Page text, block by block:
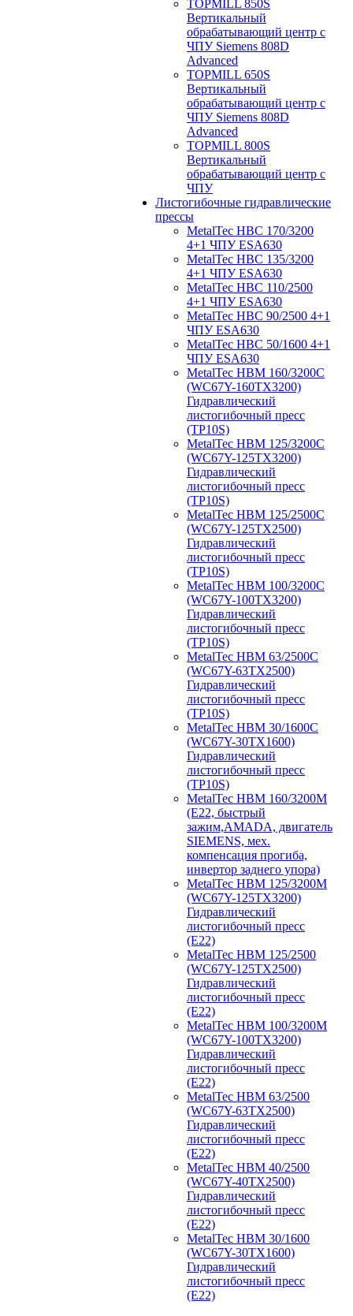
TOPMILL 850S
Вертикальный
обрабатывающий центр с
ЧПУ Siemens 808D
Advanced
TOPMILL 650S
Вертикальный
обрабатывающий центр с
ЧПУ Siemens 808D
Advanced
TOPMILL 800S
Вертикальный
обрабатывающий центр с
ЧПУ
Листогибочные гидравлические
прессы
MetalTec HBС 170/3200
4+1 ЧПУ ESA630
MetalTec HBС 135/3200
4+1 ЧПУ ESA630
MetalTec HBС 110/2500
4+1 ЧПУ ESA630
MetalTec HBС 90/2500 4+1
ЧПУ ESA630
MetalTec HBС 50/1600 4+1
ЧПУ ESA630
MetalTec HBM 160/3200C
(WC67Y-160TX3200)
Гидравлический
листогибочный пресс
(TP10S)
MetalTec HBM 125/3200C
(WC67Y-125TX3200)
Гидравлический
листогибочный пресс
(TP10S)
MetalTec HBM 125/2500C
(WC67Y-125TX2500)
Гидравлический
листогибочный пресс
(TP10S)
MetalTec HBM 100/3200C
(WC67Y-100TX3200)
Гидравлический
листогибочный пресс
(TP10S)
MetalTec HBM 63/2500C
(WC67Y-63TX2500)
Гидравлический
листогибочный пресс
(TP10S)
MetalTec HBM 30/1600C
(WC67Y-30TX1600)
Гидравлический
листогибочный пресс
(TP10S)
MetalTec HBM 160/3200M
(E22, быстрый
зажим,AMADA, двигатель
SIEMENS, мех.
компенсация прогиба,
инвертор заднего упора)
MetalTec HBM 125/3200M
(WC67Y-125TX3200)
Гидравлический
листогибочный пресс
(E22)
MetalTec HBM 125/2500
(WC67Y-125TX2500)
Гидравлический
листогибочный пресс
(E22)
MetalTec HBM 100/3200M
(WC67Y-100TX3200)
Гидравлический
листогибочный пресс
(E22)
MetalTec HBM 63/2500
(WC67Y-63TX2500)
Гидравлический
листогибочный пресс
(E22)
MetalTec HBM 40/2500
(WC67Y-40TX2500)
Гидравлический
листогибочный пресс
(E22)
MetalTec HBM 30/1600
(WC67Y-30TX1600)
Гидравлический
листогибочный пресс
(E22)